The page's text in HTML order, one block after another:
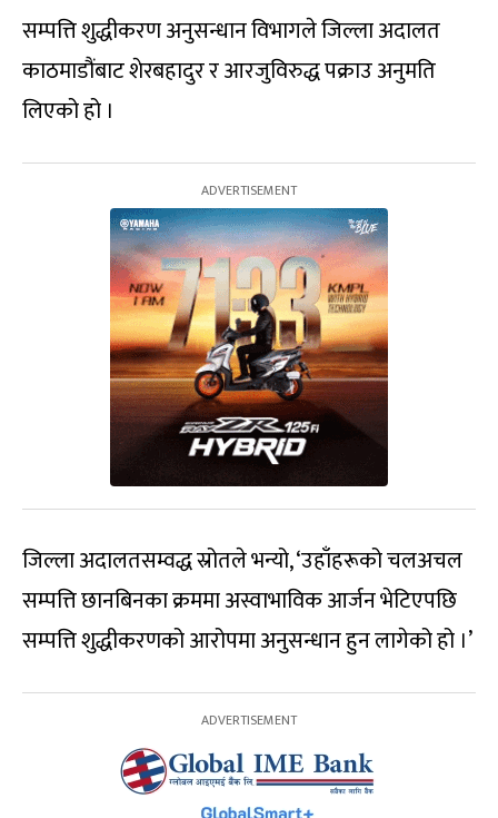
सम्पत्ति शुद्धीकरण अनुसन्धान विभागले जिल्ला अदालत
काठमाडौंबाट शेरबहादुर र आरजुविरुद्ध पक्राउ अनुमति
लिएको हो ।
जिल्ला अदालतसम्वद्ध स्रोतले भन्यो, ‘उहाँहरूको चलअचल
सम्पत्ति छानबिनका क्रममा अस्वाभाविक आर्जन भेटिएपछि
सम्पत्ति शुद्धीकरणको आरोपमा अनुसन्धान हुन लागेको हो ।’